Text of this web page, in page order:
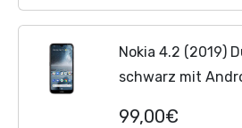
Nokia 4.2 (2019)
schwarz mit
99,00€